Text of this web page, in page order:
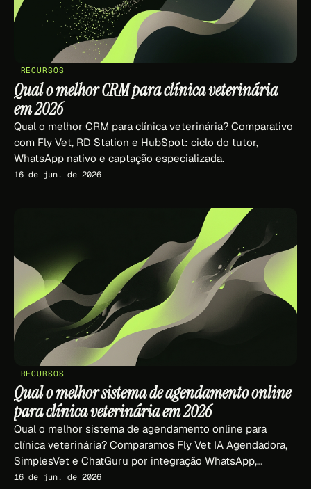
RECURSOS
Qual o melhor CRM para clínica veterinária
em 2026
Qual o melhor CRM para clínica veterinária? Comparativo
com Fly Vet, RD Station e HubSpot: ciclo do tutor,
WhatsApp nativo e captação especializada.
16 de jun. de 2026
RECURSOS
Qual o melhor sistema de agendamento online
para clínica veterinária em 2026
Qual o melhor sistema de agendamento online para
clínica veterinária? Comparamos Fly Vet IA Agendadora,
SimplesVet e ChatGuru por integração WhatsApp,
captação e CRM em 2026.
16 de jun. de 2026